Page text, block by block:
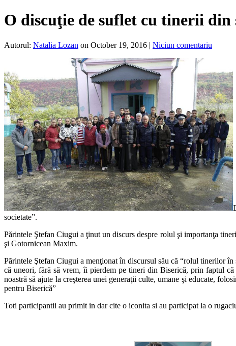
O discuţie de suflet cu tinerii din
Autorul: Natalia Lozan on October 19, 2016 | Niciun comentariu
societate”.
Părintele Ştefan Ciugui a ţinut un discurs despre rolul şi importanţa
şi Gotornicean Maxim.
Părintele Ştefan Ciugui a menţionat în discursul său că “rolul tinerilor în
că uneori, fără să vrem, îi pierdem pe tineri din Biserică, prin faptul că
noastră să ajute la creşterea unei generaţii culte, umane şi educate,
pentru Biserică”
Toti participantii au primit in dar cite o iconita si au participat la o